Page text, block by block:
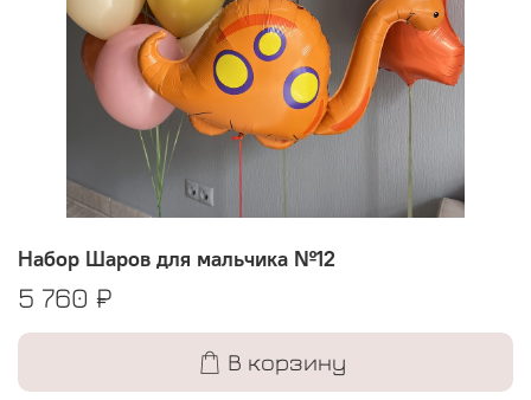
Набор Шаров для мальчика №12
5 760 ₽
В корзину